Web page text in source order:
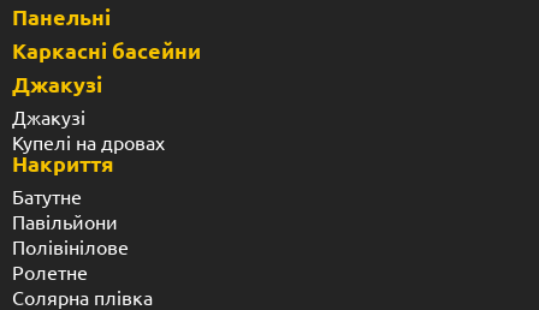
Панельні
Каркасні басейни
Джакузі
Джакузі
Купелі на дровах
Накриття
Батутне
Павільйони
Полівінілове
Ролетне
Солярна плівка